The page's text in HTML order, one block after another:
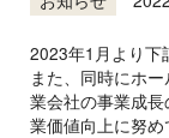
2023年1月より下
また、同時にホ
業会社の事業成
業価値向上に努め